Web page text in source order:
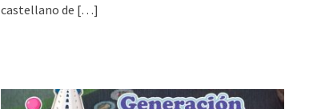
castellano de […]